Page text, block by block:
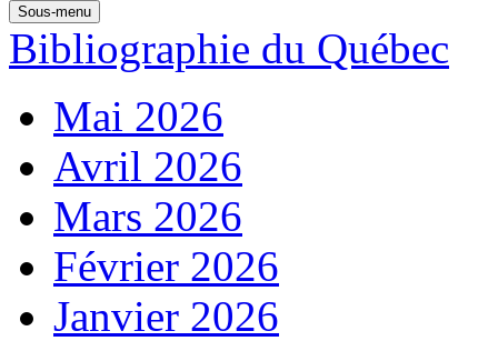
Sous-menu
Bibliographie du Québec
Mai 2026
Avril 2026
Mars 2026
Février 2026
Janvier 2026